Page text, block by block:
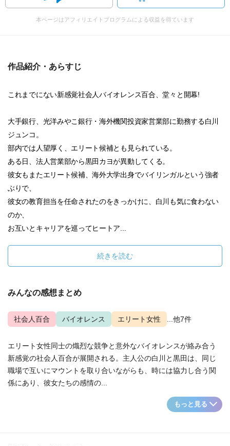
本ページはアフィリエイトプログラムによる収益を得ています
作品紹介・あらすじ
これまでにない新感覚社会人バイオレンス百合、堂々と開幕!
大手銀行、光洋みやこ銀行・海外機関投資家営業部に勤務する白川
ジュンコ。
部内では人望厚く、エリート候補とも見られている。
ある日、法人営業部から黒田カヨが異動してくる。
彼女もまたエリート候補、海外大学出身でバイリンガルという強者
ぶりで、
彼女の教育担当を任命されたのをきっかけに、白川も気に食わない
のか、
お互いとキャリアを巡ってヒートア...
続きを読む
みんなの感想まとめ
社会人百合 バイオレンス エリート女性 ...他7件
エリート女性同士の熾烈な競争と意外なバイオレンスが絡み合う
新感覚の社会人百合が展開される。主人公の白川と黒田は、同じ
職場で互いにマウントを取り合いながらも、時には協力し合う関
係にあり、彼女たちの感情の...
もっと見る